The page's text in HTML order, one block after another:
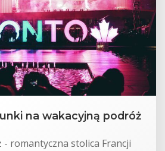
na wakacyjną podróż
- romantyczna stolica Francji